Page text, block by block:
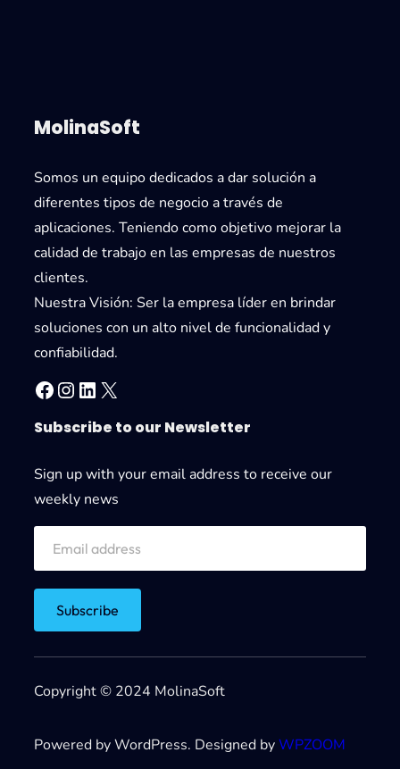
MolinaSoft
Somos un equipo dedicados a dar solución a
diferentes tipos de negocio a través de
aplicaciones. Teniendo como objetivo mejorar la
calidad de trabajo en las empresas de nuestros
clientes.
Nuestra Visión: Ser la empresa líder en brindar
soluciones con un alto nivel de funcionalidad y
confiabilidad.
Facebook Instagram LinkedIn X
Subscribe to our Newsletter
Sign up with your email address to receive our
weekly news
Copyright © 2024 MolinaSoft
Powered by WordPress. Designed byWPZOOM